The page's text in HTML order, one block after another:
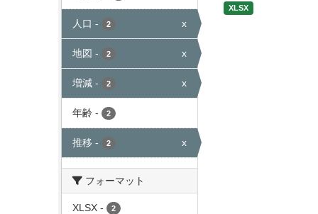
人口 - 2 x
地図 - 2 x
増減 - 2 x
年齢 - 2
推移 - 2 x
フォーマット
XLSX - 2
XLSX